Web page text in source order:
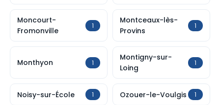
Moncourt-
Fromonville
1
Montceaux-lès-
Provins
1
Monthyon 1
Montigny-sur-
Loing
1
Noisy-sur-École 1 Ozouer-le-Voulgis 1